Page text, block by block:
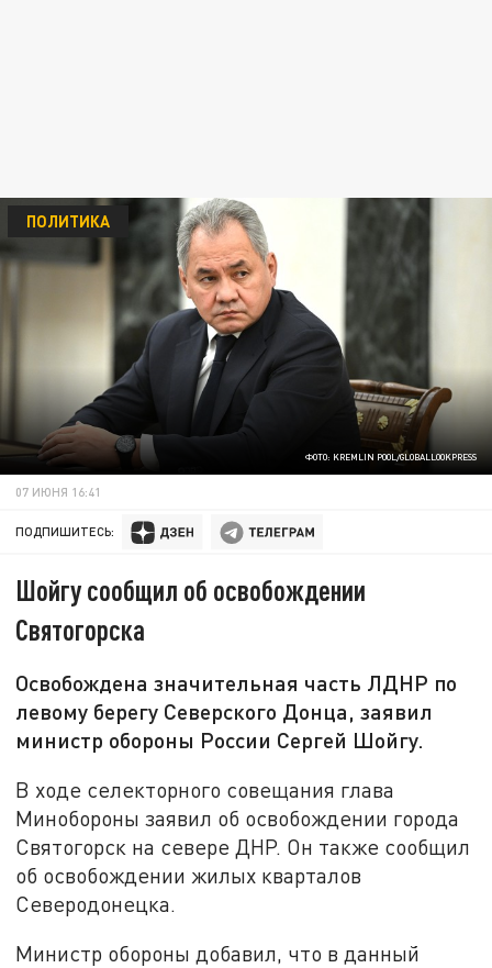
ФОТО: KREMLIN POOL/GLOBALLOOKPRESS
ПОЛИТИКА
07 ИЮНЯ 16:41
ПОДПИШИТЕСЬ:
Шойгу сообщил об освобождении
Святогорска
Освобождена значительная часть ЛДНР по
левому берегу Северского Донца, заявил
министр обороны России Сергей Шойгу.
В ходе селекторного совещания глава
Минобороны заявил об освобождении города
Святогорск на севере ДНР. Он также сообщил
об освобождении жилых кварталов
Северодонецка.
Министр обороны добавил, что в данный